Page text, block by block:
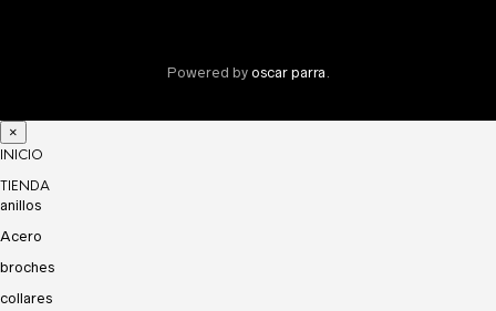
Powered by oscar parra .
×
INICIO
TIENDA
anillos
Acero
broches
collares